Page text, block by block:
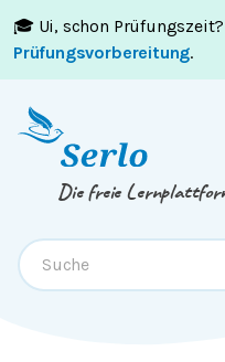
🎓 Ui, schon Prüfungszeit?
Prüfungsvorbereitung.
Springe zumInhaltoder
Die freie